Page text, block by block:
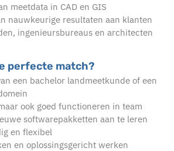
meetdata in CAD en GIS
nauwkeurige resultaten aan klanten
ingenieursbureaus en architecten
perfecte match?
een bachelor landmeetkunde of een
ook goed functioneren in team
softwarepakketten aan te leren
en flexibel
en oplossingsgericht werken